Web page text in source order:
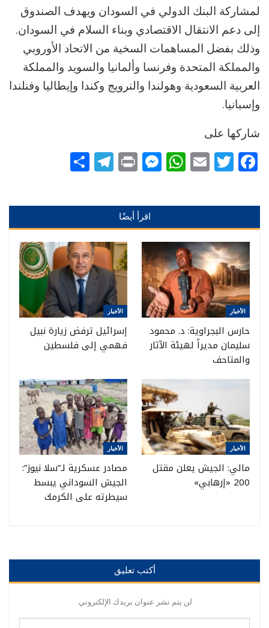
لمشاركة البنك الدولي في السودان ويهدف الصندوق
إلى دعم الانتقال الاقتصادي وبناء السلام في السودان.
وذلك بفضل المساهمات السخية من الاتحاد الأوروبي
والمملكة المتحدة وفرنسا وألمانيا والسويد والمملكة
العربية السعودية وهولندا والنرويج وكندا وإيطاليا وفنلندا
وإسبانيا.
شاركها على
Facebook
Twitter
Email
WhatsApp
Messenger
Print
Telegram
اقرأ أيضًا
الأخبار
حارس البجراوية: د. محمود
سليمان مديراً لهيئة الآثار
والمتاحف
الأخبار
إسرائيل ترفض زيارة نبيل
فهمي إلى فلسطين
الأخبار
مالي: الجيش يعلن مقتل
200 «إرهابي»
الأخبار
مصادر عسكرية لـ”سلا نيوز”:
الجيش السوداني يبسط
سيطرته على الكرمك
أكتب تعليق
لن يتم نشر عنوان بريدك الإلكتروني.